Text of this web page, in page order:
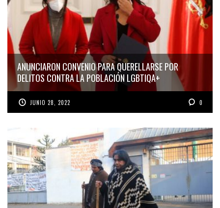
ANUNCIARON CONVENIO PARA QUERELLARSE POR
DELITOS CONTRA LA POBLACIÓN LGBTIQA+
JUNIO 28, 2022 0